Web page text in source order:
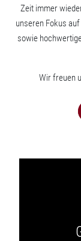
Zeit immer
unseren Fokus
sowie
Wir freuen